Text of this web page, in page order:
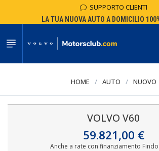
SUPPORTO CLIENTI
LA TUA NUOVA AUTO A DOMICILIO
HOME / AUTO / NUOVO
VOLVO V60
59.821,00 €
Anche a rate con finanziamento